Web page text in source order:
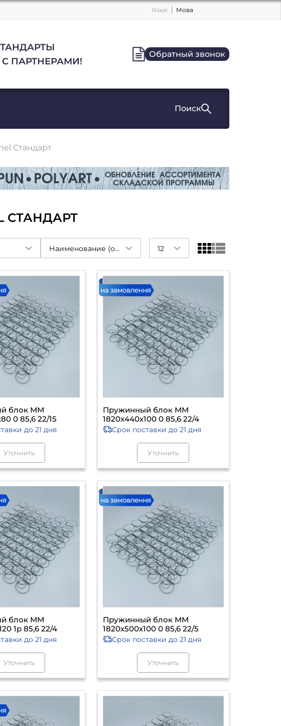
Язык Мова
ПАРТНЕРАМИ!
Обратный звонок
Поиск
Стандарт
СТАНДАРТ
Наименование (от А до Я) 12
блок ММ
0 85,6 22/15
до 21 дня
Уточнить
Пружинный блок ММ
1820х440х100 0 85,6 22/4
Срок поставки до 21 дня
Уточнить
блок ММ
1р 85,6 22/4
до 21 дня
Уточнить
Пружинный блок ММ
1820х500х100 0 85,6 22/5
Срок поставки до 21 дня
Уточнить